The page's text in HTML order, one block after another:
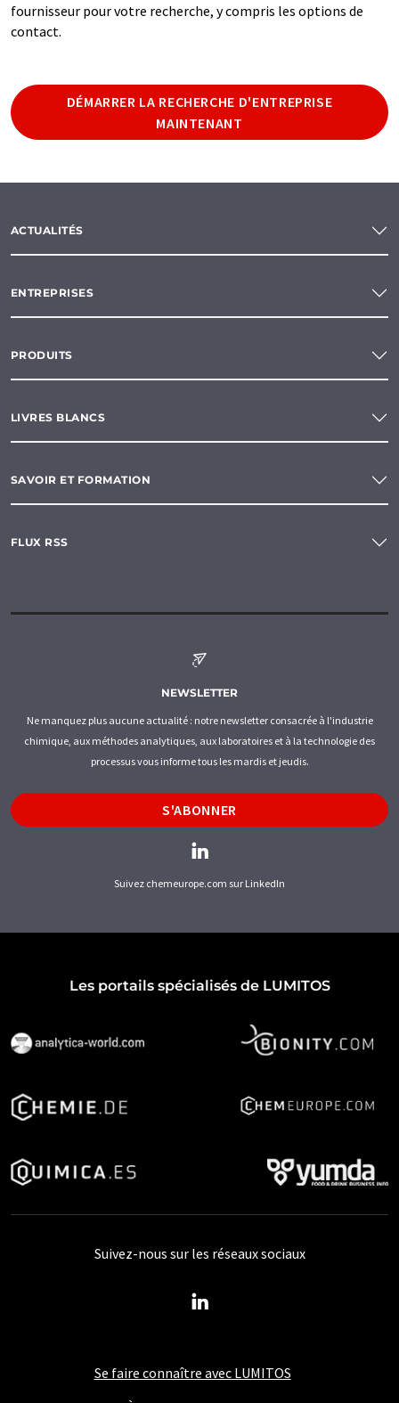
fournisseur pour votre recherche, y compris les options de
contact.
DÉMARRER LA RECHERCHE D'ENTREPRISE
MAINTENANT
ACTUALITÉS
ENTREPRISES
PRODUITS
LIVRES BLANCS
SAVOIR ET FORMATION
FLUX RSS
NEWSLETTER
Ne manquez plus aucune actualité : notre newsletter consacrée à l'industrie
chimique, aux méthodes analytiques, aux laboratoires et à la technologie des
processus vous informe tous les mardis et jeudis.
S'ABONNER
Suivez chemeurope.com sur LinkedIn
Les portails spécialisés de LUMITOS
Se faire connaître avec LUMITOS
Suivez-nous sur les réseaux sociaux